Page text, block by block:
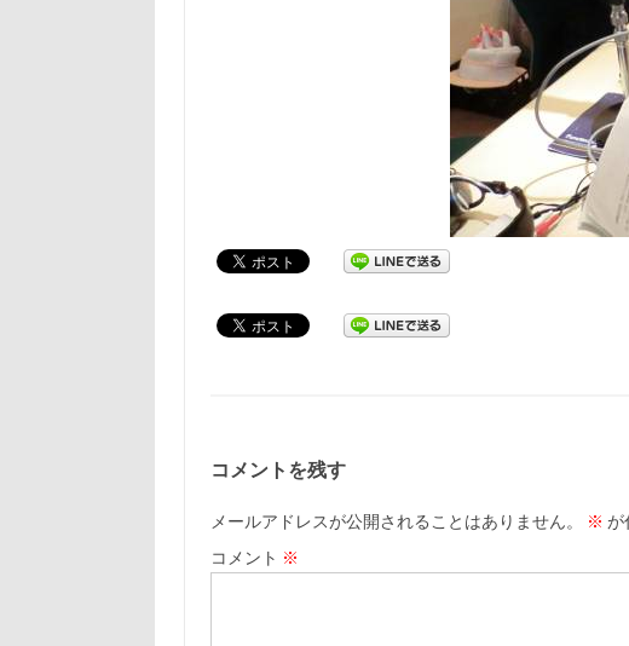
コメントを残す
メールアドレスが公開されることはありません。 ※ が
コメント ※